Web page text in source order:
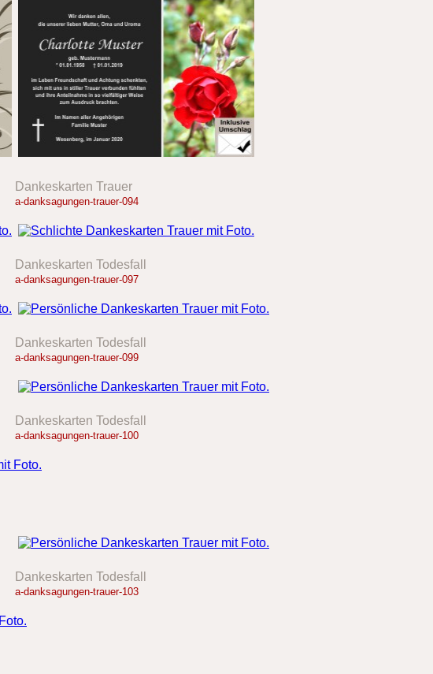
Dankeskarten Trauer
a-danksagungen-trauer-094
Dankeskarten Todesfall
a-danksagungen-trauer-097
Dankeskarten Todesfall
a-danksagungen-trauer-099
Dankeskarten Todesfall
a-danksagungen-trauer-100
Dankeskarten Todesfall
a-danksagungen-trauer-103